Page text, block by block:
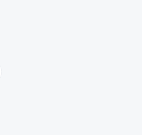
Email
link